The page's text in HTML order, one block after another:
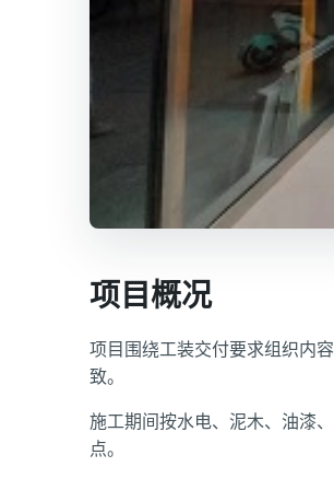
项目概况
项目围绕工装交付要求组织内
致。
施工期间按水电、泥木、油漆
点。